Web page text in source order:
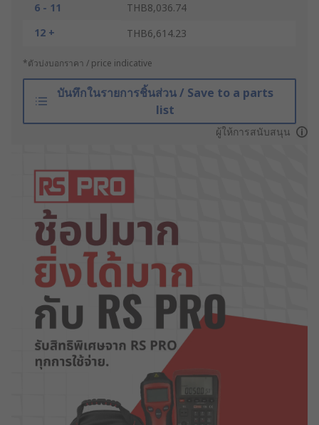
6 - 11
THB8,036.74
12 +
THB6,614.23
*ตัวบ่งบอกราคา / price indicative
บันทึกในรายการชิ้นส่วน / Save to a parts
list
ผู้ให้การสนับสนุน